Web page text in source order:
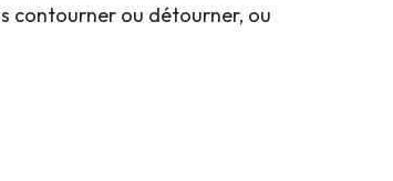
contourner ou détourner, ou